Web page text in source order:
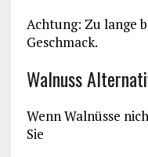
Achtung: Zu lange
Geschmack.
Walnuss
Wenn Walnüsse
Sie